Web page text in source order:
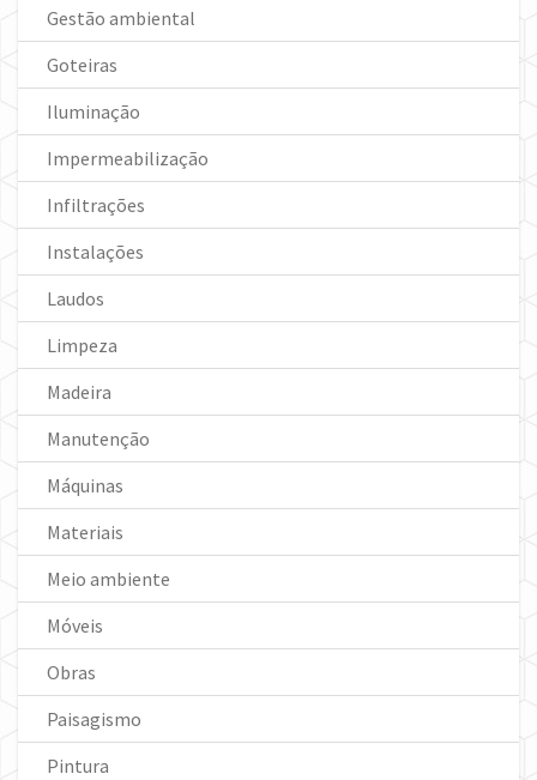
Gestão ambiental
Goteiras
Iluminação
Impermeabilização
Infiltrações
Instalações
Laudos
Limpeza
Madeira
Manutenção
Máquinas
Materiais
Meio ambiente
Móveis
Obras
Paisagismo
Pintura